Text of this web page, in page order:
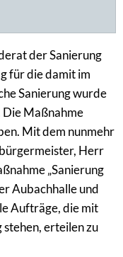
der Sanierung
für die damit im
Sanierung wurde
Die Maßnahme
Mit dem nunmehr
Herr
„Sanierung
Aubachhalle und
Aufträge, die mit
erteilen zu